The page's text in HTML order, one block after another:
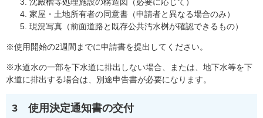
沈殿槽等処理施設の構造図（必要に応じて）
家屋・土地所有者の同意書（申請者と異なる場合のみ）
現況写真（前面道路と既存公共汚水桝が確認できるもの）
※使用開始の2週間までに申請書を提出してください。
※水道水の一部を下水道に排出しない場合、または、地下水等を下
水道に排出する場合は、別途申告書が必要になります。
3 使用決定通知書の交付